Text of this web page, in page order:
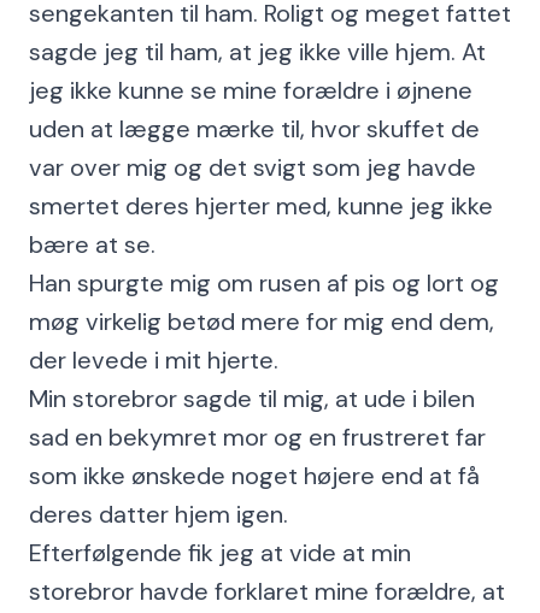
sengekanten til ham. Roligt og meget fattet
sagde jeg til ham, at jeg ikke ville hjem. At
jeg ikke kunne se mine forældre i øjnene
uden at lægge mærke til, hvor skuffet de
var over mig og det svigt som jeg havde
smertet deres hjerter med, kunne jeg ikke
bære at se.
Han spurgte mig om rusen af pis og lort og
møg virkelig betød mere for mig end dem,
der levede i mit hjerte.
Min storebror sagde til mig, at ude i bilen
sad en bekymret mor og en frustreret far
som ikke ønskede noget højere end at få
deres datter hjem igen.
Efterfølgende fik jeg at vide at min
storebror havde forklaret mine forældre, at